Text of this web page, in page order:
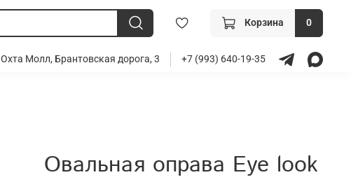
Корзина 0
Охта Молл, Брантовская дорога, 3 +7 (993) 640-19-35
Овальная оправа Eye look